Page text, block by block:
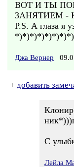
ВОТ И ТЫ
ЗАНЯТИЕМ -
P.S. А глаза я
Джа Вернер
+ добавить
С
Лейла